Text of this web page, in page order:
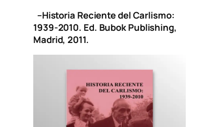
–Historia Reciente del Carlismo:
1939-2010. Ed. Bubok Publishing,
Madrid, 2011.